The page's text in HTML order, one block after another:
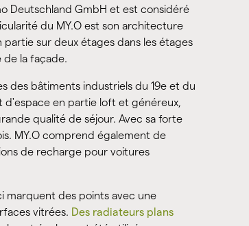
Deutschland GmbH et est considéré
du MY.O est son architecture
sur deux étages dans les étages
de la façade.
des bâtiments industriels du 19e et du
en partie loft et généreux,
qualité de séjour. Avec sa forte
MY.O comprend également de
de recharge pour voitures
marquent des points avec une
vitrées. Des radiateurs plans